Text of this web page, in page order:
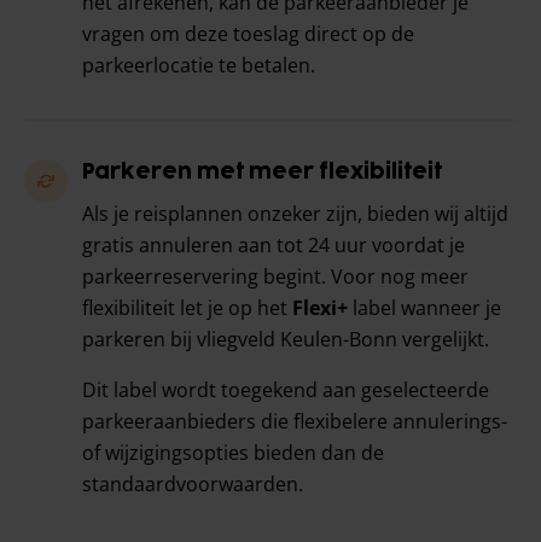
vragen om deze toeslag direct op de
parkeerlocatie te betalen.
Parkeren met meer flexibiliteit
Als je reisplannen onzeker zijn, bieden wij altijd
gratis annuleren aan tot 24 uur voordat je
parkeerreservering begint. Voor nog meer
flexibiliteit let je op het Flexi+ label wanneer je
parkeren bij vliegveld Keulen-Bonn vergelijkt.
Dit label wordt toegekend aan geselecteerde
parkeeraanbieders die flexibelere annulerings-
of wijzigingsopties bieden dan de
standaardvoorwaarden.